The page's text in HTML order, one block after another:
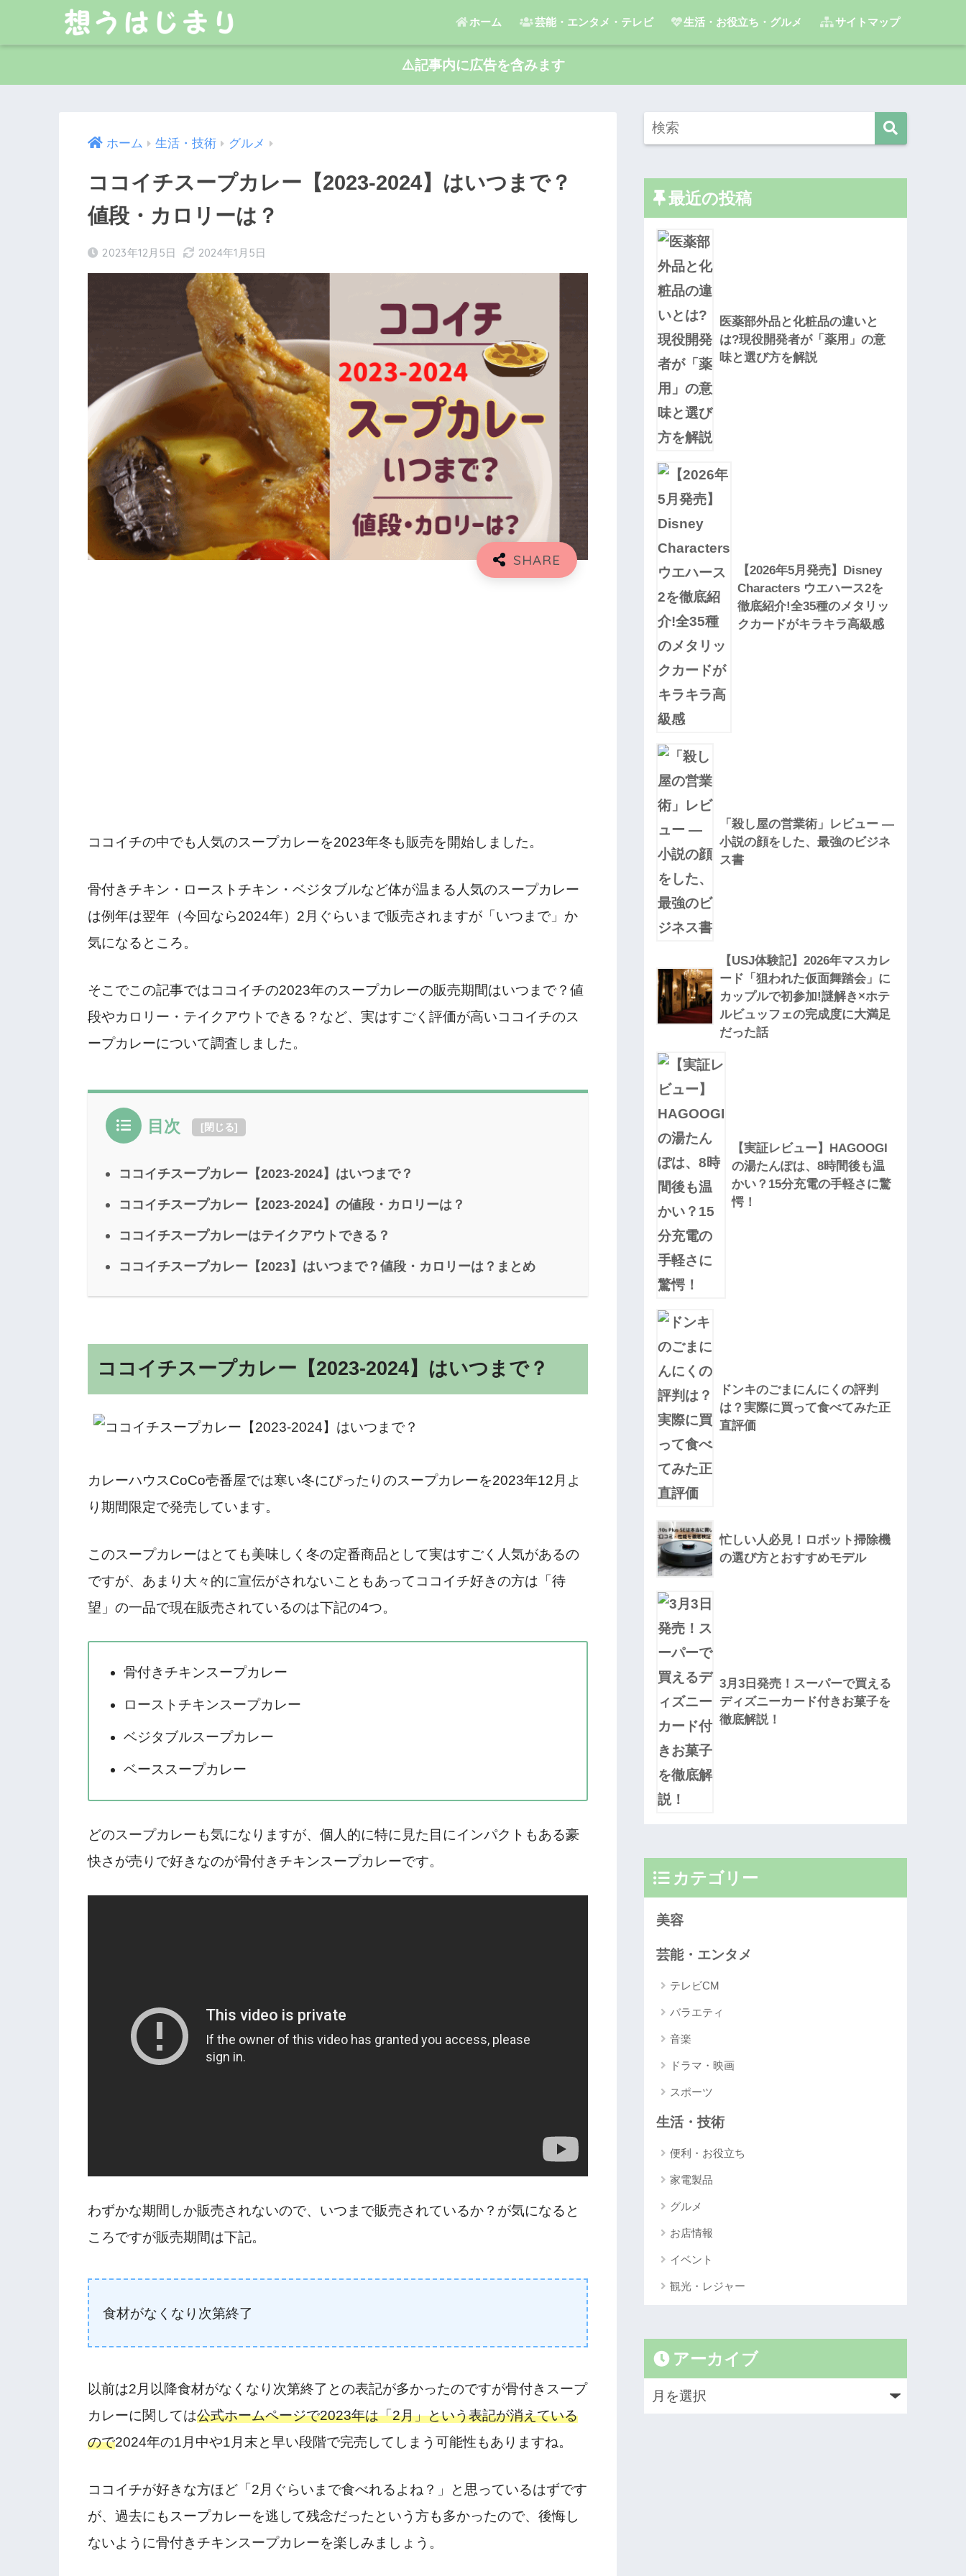
ホーム 芸能・エンタメ・テレビ 生活・お役立ち・グルメ サイトマップ
⚠️記事内に広告を含みます
ホーム 生活・技術 グルメ
ココイチスープカレー【2023-2024】はいつまで？
値段・カロリーは？
2023年12月5日 2024年1月5日
ココイチの中でも人気のスープカレーを2023年冬も販売を開始しました。
骨付きチキン・ローストチキン・ベジタブルなど体が温まる人気のスープカレー
は例年は翌年（今回なら2024年）2月ぐらいまで販売されますが「いつまで」か
気になるところ。
そこでこの記事ではココイチの2023年のスープカレーの販売期間はいつまで？値
段やカロリー・テイクアウトできる？など、実はすごく評価が高いココイチのス
ープカレーについて調査しました。
目次 [閉じる]
ココイチスープカレー【2023-2024】はいつまで？
ココイチスープカレー【2023-2024】の値段・カロリーは？
ココイチスープカレーはテイクアウトできる？
ココイチスープカレー【2023】はいつまで？値段・カロリーは？まとめ
ココイチスープカレー【2023-2024】はいつまで？
カレーハウスCoCo壱番屋では寒い冬にぴったりのスープカレーを2023年12月よ
り期間限定で発売しています。
このスープカレーはとても美味しく冬の定番商品として実はすごく人気があるの
ですが、あまり大々的に宣伝がされないこともあってココイチ好きの方は「待
望」の一品で現在販売されているのは下記の4つ。
骨付きチキンスープカレー
ローストチキンスープカレー
ベジタブルスープカレー
ベーススープカレー
どのスープカレーも気になりますが、個人的に特に見た目にインパクトもある豪
快さが売りで好きなのが骨付きチキンスープカレーです。
わずかな期間しか販売されないので、いつまで販売されているか？が気になると
ころですが販売期間は下記。
食材がなくなり次第終了
以前は2月以降食材がなくなり次第終了との表記が多かったのですが骨付きスープ
カレーに関しては公式ホームページで2023年は「2月」という表記が消えている
ので2024年の1月中や1月末と早い段階で完売してしまう可能性もありますね。
ココイチが好きな方ほど「2月ぐらいまで食べれるよね？」と思っているはずです
が、過去にもスープカレーを逃して残念だったという方も多かったので、後悔し
ないように骨付きチキンスープカレーを楽しみましょう。
最近の投稿
医薬部外品と化粧品の違いと
は?現役開発者が「薬用」の意
味と選び方を解説
【2026年5月発売】Disney
Characters ウエハース2を
徹底紹介!全35種のメタリッ
クカードがキラキラ高級感
「殺し屋の営業術」レビュー —
小説の顔をした、最強のビジネ
ス書
【USJ体験記】2026年マスカレ
ード「狙われた仮面舞踏会」に
カップルで初参加!謎解き×ホテ
ルビュッフェの完成度に大満足
だった話
【実証レビュー】HAGOOGI
の湯たんぽは、8時間後も温
かい？15分充電の手軽さに驚
愕！
ドンキのごまにんにくの評判
は？実際に買って食べてみた正
直評価
忙しい人必見！ロボット掃除機
の選び方とおすすめモデル
3月3日発売！スーパーで買える
ディズニーカード付きお菓子を
徹底解説！
カテゴリー
美容
芸能・エンタメ
テレビCM
バラエティ
音楽
ドラマ・映画
スポーツ
生活・技術
便利・お役立ち
家電製品
グルメ
お店情報
イベント
観光・レジャー
アーカイブ